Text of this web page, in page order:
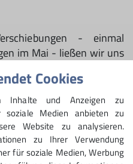
- einmal
im Mai - ließen wir uns
Zügen aufgrund von
Schnell bildeten wir
und drehten
Lenggries, wo wir durch
Cookies
Inhalte und Anzeigen zu
soziale Medien anbieten zu
Website zu analysieren.
zu Ihrer Verwendung
für soziale Medien, Werbung